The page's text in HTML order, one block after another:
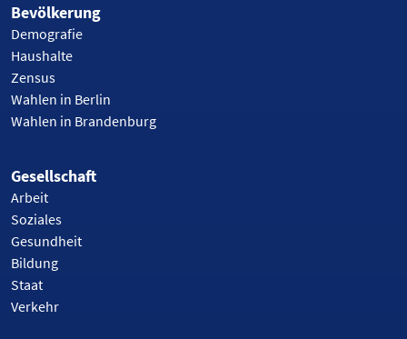
Bevölkerung
Demografie
Haushalte
Zensus
Wahlen in Berlin
Wahlen in Brandenburg
Gesellschaft
Arbeit
Soziales
Gesundheit
Bildung
Staat
Verkehr